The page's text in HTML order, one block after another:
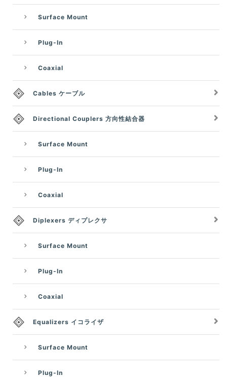
Surface Mount
Plug-In
Coaxial
Cables ケーブル
Directional Couplers 方向性結合器
Surface Mount
Plug-In
Coaxial
Diplexers ディプレクサ
Surface Mount
Plug-In
Coaxial
Equalizers イコライザ
Surface Mount
Plug-In